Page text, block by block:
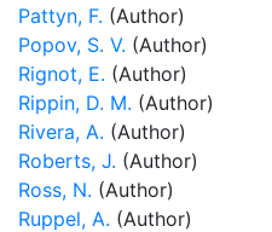
Pattyn, F. (Author)
Popov, S. V. (Author)
Rignot, E. (Author)
Rippin, D. M. (Author)
Rivera, A. (Author)
Roberts, J. (Author)
Ross, N. (Author)
Ruppel, A. (Author)